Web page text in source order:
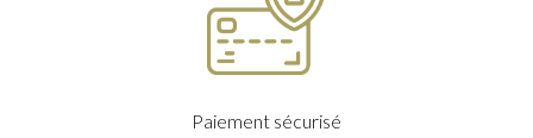
Paiement sécurisé